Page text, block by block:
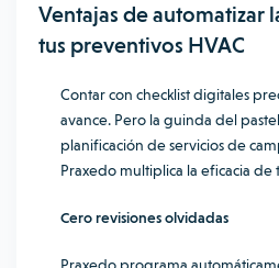
Ventajas de automatizar
tus preventivos HVAC
Contar con checklist digitales
avance. Pero la guinda del
planificación de servicios de
Praxedo multiplica la eficacia de
Cero revisiones olvidadas